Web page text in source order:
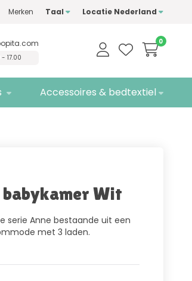
Eenvoudigbestellen!
Merken Taal Locatie Nederland
0
- 17.00
Accessoires & bedtextiel
Wit
serie Anne bestaande uit een
met 3 laden.